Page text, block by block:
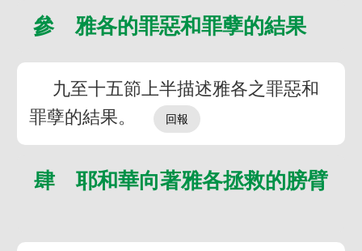
參 雅各的罪惡和罪孽的結果
九至十五節上半描述雅各之罪惡和
罪孽的結果。
肆 耶和華向著雅各拯救的膀臂